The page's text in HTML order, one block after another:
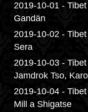
2019-10-01 -
Gandän
2019-10-02 -
Sera
2019-10-03 -
Jamdrok Tso,
2019-10-04 -
Mill a Shigatse